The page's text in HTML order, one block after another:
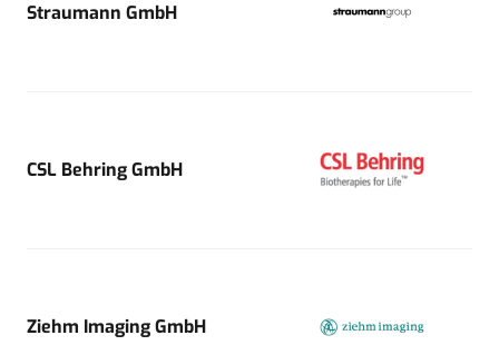
Straumann GmbH
CSL Behring GmbH
Ziehm Imaging GmbH